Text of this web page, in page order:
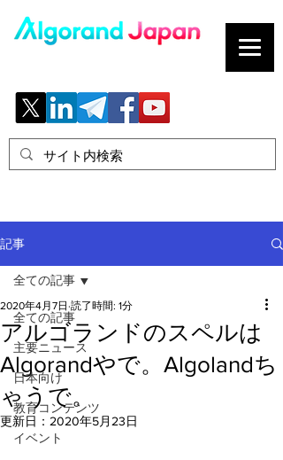
記事
全ての記事
主要ニュース
日本向け
教育コンテンツ
イベント
全ての記事
アルゴランドのスペルは
Algorandやで。Algolandち
ゃうで。
2020年4月7日 読了時間: 1分
更新日： 2020年5月23日